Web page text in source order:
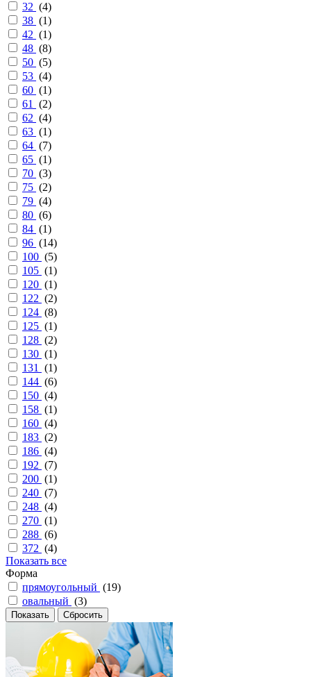
32 (4)
38 (1)
42 (1)
48 (8)
50 (5)
53 (4)
60 (1)
61
(2)
62 (4)
63 (1)
64 (7)
65 (1)
70 (3)
75 (2)
79 (4)
80 (6)
84 (1)
96 (14)
100 (5)
105 (1)
120 (1)
122 (2)
124 (8)
125 (1)
128 (2)
130 (1)
131
(1)
144 (6)
150 (4)
158 (1)
160 (4)
183 (2)
186 (4)
192 (7)
200 (1)
240 (7)
248 (4)
270 (1)
288 (6)
372 (4)
Показать все
Форма
прямоугольный (19)
овальный (3)